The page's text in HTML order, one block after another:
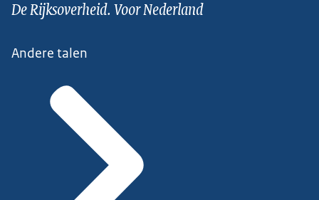
De Rijksoverheid. Voor Nederland
Andere talen